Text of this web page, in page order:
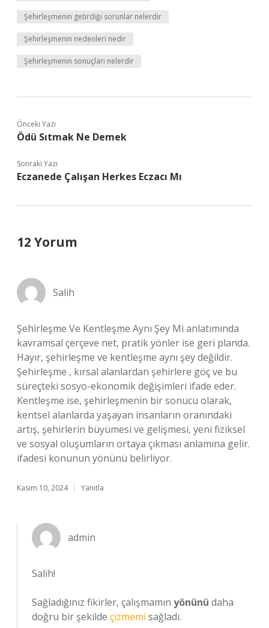
Şehirleşmenin getirdiği sorunlar nelerdir
Şehirleşmenin nedenleri nedir
Şehirleşmenin sonuçları nelerdir
Önceki Yazı
Ödü Sıtmak Ne Demek
Sonraki Yazı
Eczanede Çalışan Herkes Eczacı Mı
12 Yorum
Salih
Şehirleşme Ve Kentleşme Aynı Şey Mi anlatımında
kavramsal çerçeve net, pratik yönler ise geri planda.
Hayır, şehirleşme ve kentleşme aynı şey değildir.
Şehirleşme , kırsal alanlardan şehirlere göç ve bu
süreçteki sosyo-ekonomik değişimleri ifade eder.
Kentleşme ise, şehirleşmenin bir sonucu olarak,
kentsel alanlarda yaşayan insanların oranındaki
artış, şehirlerin büyümesi ve gelişmesi, yeni fiziksel
ve sosyal oluşumların ortaya çıkması anlamına gelir.
ifadesi konunun yönünü belirliyor.
Kasım 10, 2024 Yanıtla
admin
Salih!
Sağladığınız fikirler, çalışmamın yönünü daha
doğru bir şekilde çizmemi sağladı.